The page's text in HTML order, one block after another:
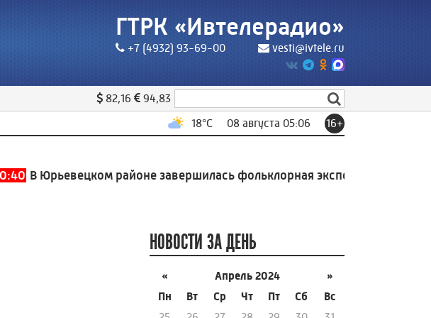
ГТРК «Ивтелерадио»
+7 (4932) 93-69-00 vesti@ivtele.ru
82,16
94,83
18°C 08 августа 05:06 16+
В Юрьевецком районе завершилась фольклорная экспедиция Высшей
НОВОСТИ ЗА ДЕНЬ
« Апрель 2024
»
Пн
Вт Ср Чт Пт Сб
Вс